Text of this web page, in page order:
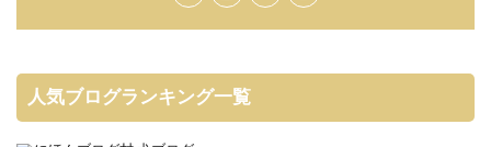
人気ブログランキング一覧